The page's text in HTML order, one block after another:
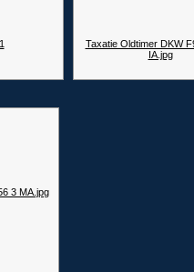
Taxatie Oldtimer DKW
IA.jpg